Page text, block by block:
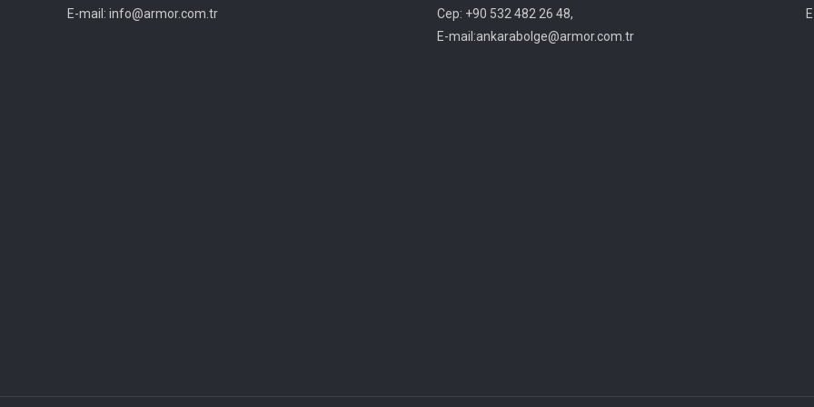
E-mail: info@armor.com.tr
Cep: +90 532 482 26 48,
E-mail:ankarabolge@armor.com.tr